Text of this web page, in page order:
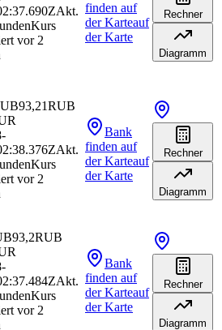
Akt.
Kurs
vor 2
finden auf
der Karteauf
der Karte
Rechner
Diagramm
93,21RUB
Akt.
Kurs
vor 2
Bank
finden auf
der Karteauf
der Karte
Rechner
Diagramm
93,2RUB
Akt.
Kurs
vor 2
Bank
finden auf
der Karteauf
der Karte
Rechner
Diagramm